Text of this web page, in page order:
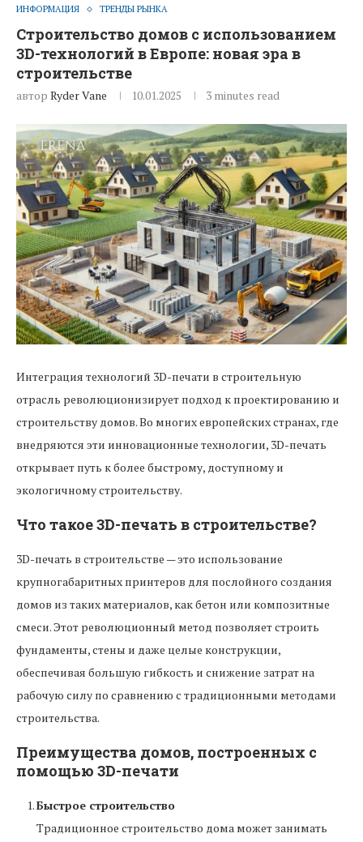
ИНФОРМАЦИЯ
ТРЕНДЫ РЫНКА
Строительство домов с использованием
3D-технологий в Европе: новая эра в
строительстве
автор Ryder Vane 10.01.2025 3 minutes read
Интеграция технологий 3D-печати в строительную
отрасль революционизирует подход к проектированию и
строительству домов. Во многих европейских странах, где
внедряются эти инновационные технологии, 3D-печать
открывает путь к более быстрому, доступному и
экологичному строительству.
Что такое 3D-печать в строительстве?
3D-печать в строительстве — это использование
крупногабаритных принтеров для послойного создания
домов из таких материалов, как бетон или композитные
смеси. Этот революционный метод позволяет строить
фундаменты, стены и даже целые конструкции,
обеспечивая большую гибкость и снижение затрат на
рабочую силу по сравнению с традиционными методами
строительства.
Преимущества домов, построенных с
помощью 3D-печати
Быстрое строительство
Традиционное строительство дома может занимать